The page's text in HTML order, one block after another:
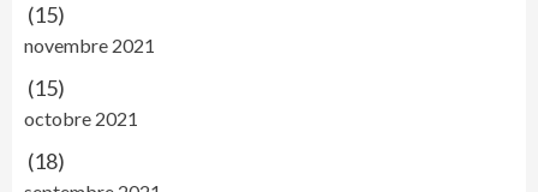
(15)
novembre 2021
(15)
octobre 2021
(18)